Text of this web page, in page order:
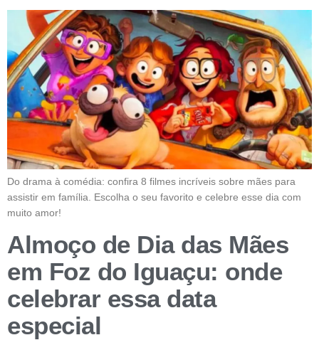
Do drama à comédia: confira 8 filmes incríveis sobre mães para
assistir em família. Escolha o seu favorito e celebre esse dia com
muito amor!
Almoço de Dia das Mães
em Foz do Iguaçu: onde
celebrar essa data
especial